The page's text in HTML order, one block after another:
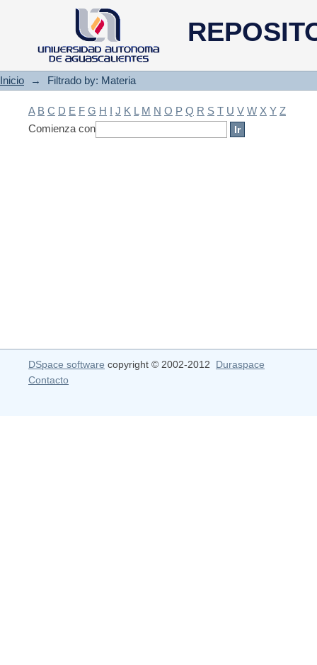
Filtrado by: Materia
Inicio → Filtrado by: Materia
A B C D E F G H I J K L M N O P Q R S T U V W X Y Z
Comienza con
DSpace software copyright © 2002-2012 Duraspace
Contacto